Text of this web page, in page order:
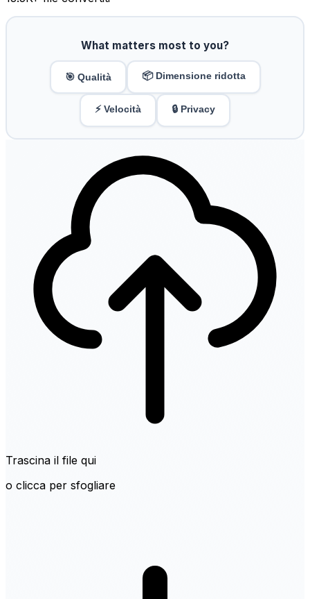
What matters most to you?
🎯 Qualità 📦 Dimensione ridotta
⚡ Velocità 🔒 Privacy
Trascina il file qui
o clicca per sfogliare